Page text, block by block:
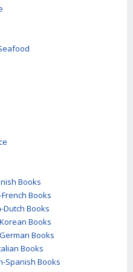
Books
Books
Dutch Books
Books
Books
Books
Spanish Books